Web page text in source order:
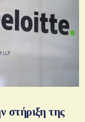
στήριξη της